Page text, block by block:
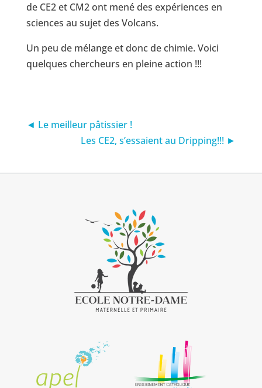
de CE2 et CM2 ont mené des expériences en
sciences au sujet des Volcans.
Un peu de mélange et donc de chimie. Voici
quelques chercheurs en pleine action !!!
◄ Le meilleur pâtissier !
Les CE2, s’essaient au Dripping!!! ►